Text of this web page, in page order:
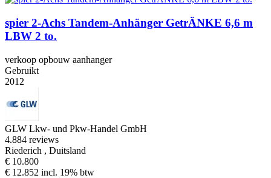
spier 2-Achs Tandem-Anhänger GetrÄNKE 6,6 m
LBW 2 to.
verkoop opbouw aanhanger
Gebruikt
2012
GLW Lkw- und Pkw-Handel GmbH
4.884 reviews
Riederich , Duitsland
€ 10.800
€ 12.852 incl. 19% btw